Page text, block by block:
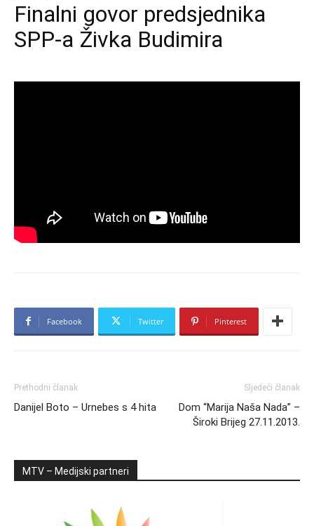
Finalni govor predsjednika
SPP-a Živka Budimira
Facebook Twitter Pinterest
Prethodni članak
Danijel Boto – Urnebes s 4 hita
Sljedeći članak
Dom “Marija Naša Nada” –
Široki Brijeg 27.11.2013.
MTV – Medijski partneri